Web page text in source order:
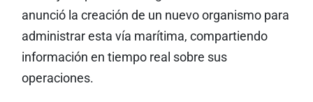
anunció la creación de un nuevo organismo para
administrar esta vía marítima, compartiendo
información en tiempo real sobre sus
operaciones.